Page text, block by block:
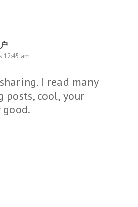
12:45 am
I read many
posts, cool, your